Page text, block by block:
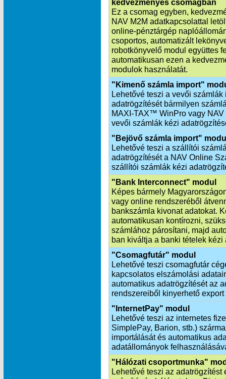
kedvezményes csomagban
Ez a csomag egyben,
NAV M2M adatkapcsolattal
online-pénztárgép
csoportos, automatizált
robotkönyvelő modul együttes
automatikusan ezen a
modulok használatát.
"Kimenő számla import"
Lehetővé teszi a vevői
adatrögzítését bármilyen
MAXI‑TAX™ WinPro vagy
vevői számlák kézi
"Bejövő számla import"
Lehetővé teszi a szállítói
adatrögzítését a NAV Online
szállítói számlák kézi
"Bank Interconnect" modul
Képes bármely
vagy online rendszeréből
bankszámla kivonat adatokat.
automatikusan kontírozni,
számlához párosítani, majd
ban kiváltja a banki tételek kézi
"Csomagfutár" modul
Lehetővé teszi csomagfutár
kapcsolatos elszámolási
automatikus adatrögzítését az
rendszereiből kinyerhető
"InternetPay" modul
Lehetővé teszi az internetes
SimplePay, Barion, stb.)
importálását és automatikus
adatállományok
"Hálózati csoportmunka"
Lehetővé teszi az